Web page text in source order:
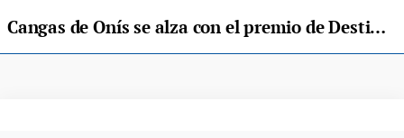
Cangas de Onís se alza con el premio de Destino Rural Emblemático de España 2025